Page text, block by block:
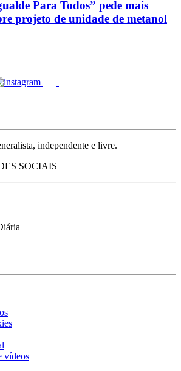
Para Todos” pede mais
projeto de unidade de metanol
independente e livre.
SOCIAIS
vídeos